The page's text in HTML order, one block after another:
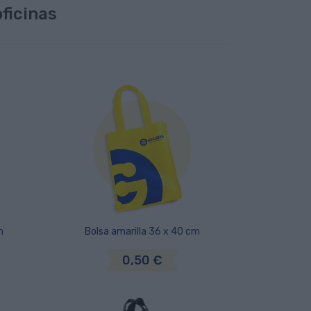
Bolsa amarilla 36 x 40 cm
0,50 €